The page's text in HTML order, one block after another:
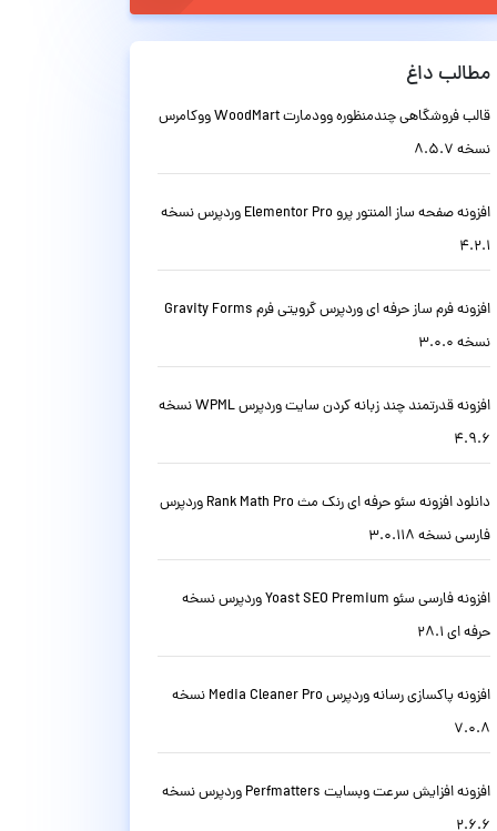
مطالب داغ
قالب فروشگاهی چندمنظوره وودمارت WoodMart ووکامرس
نسخه 8.5.7
افزونه صفحه ساز المنتور پرو Elementor Pro وردپرس نسخه
4.2.1
افزونه فرم ساز حرفه ای وردپرس گرویتی فرم Gravity Forms
نسخه 3.0.0
افزونه قدرتمند چند زبانه کردن سایت وردپرس WPML نسخه
4.9.6
دانلود افزونه سئو حرفه ای رنک مث Rank Math Pro وردپرس
فارسی نسخه 3.0.118
افزونه فارسی سئو Yoast SEO Premium وردپرس نسخه
حرفه ای 28.1
افزونه پاکسازی رسانه وردپرس Media Cleaner Pro نسخه
7.0.8
افزونه افزایش سرعت وبسایت Perfmatters وردپرس نسخه
2.6.6